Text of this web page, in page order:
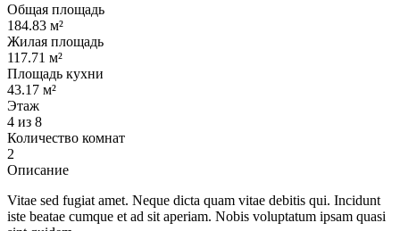
Общая площадь
184.83 м²
Жилая площадь
117.71 м²
Площадь кухни
43.17 м²
Этаж
4 из 8
Количество комнат
2
Описание
Vitae sed fugiat amet. Neque dicta quam vitae debitis qui. Incidunt
iste beatae cumque et ad sit aperiam. Nobis voluptatum ipsam quasi